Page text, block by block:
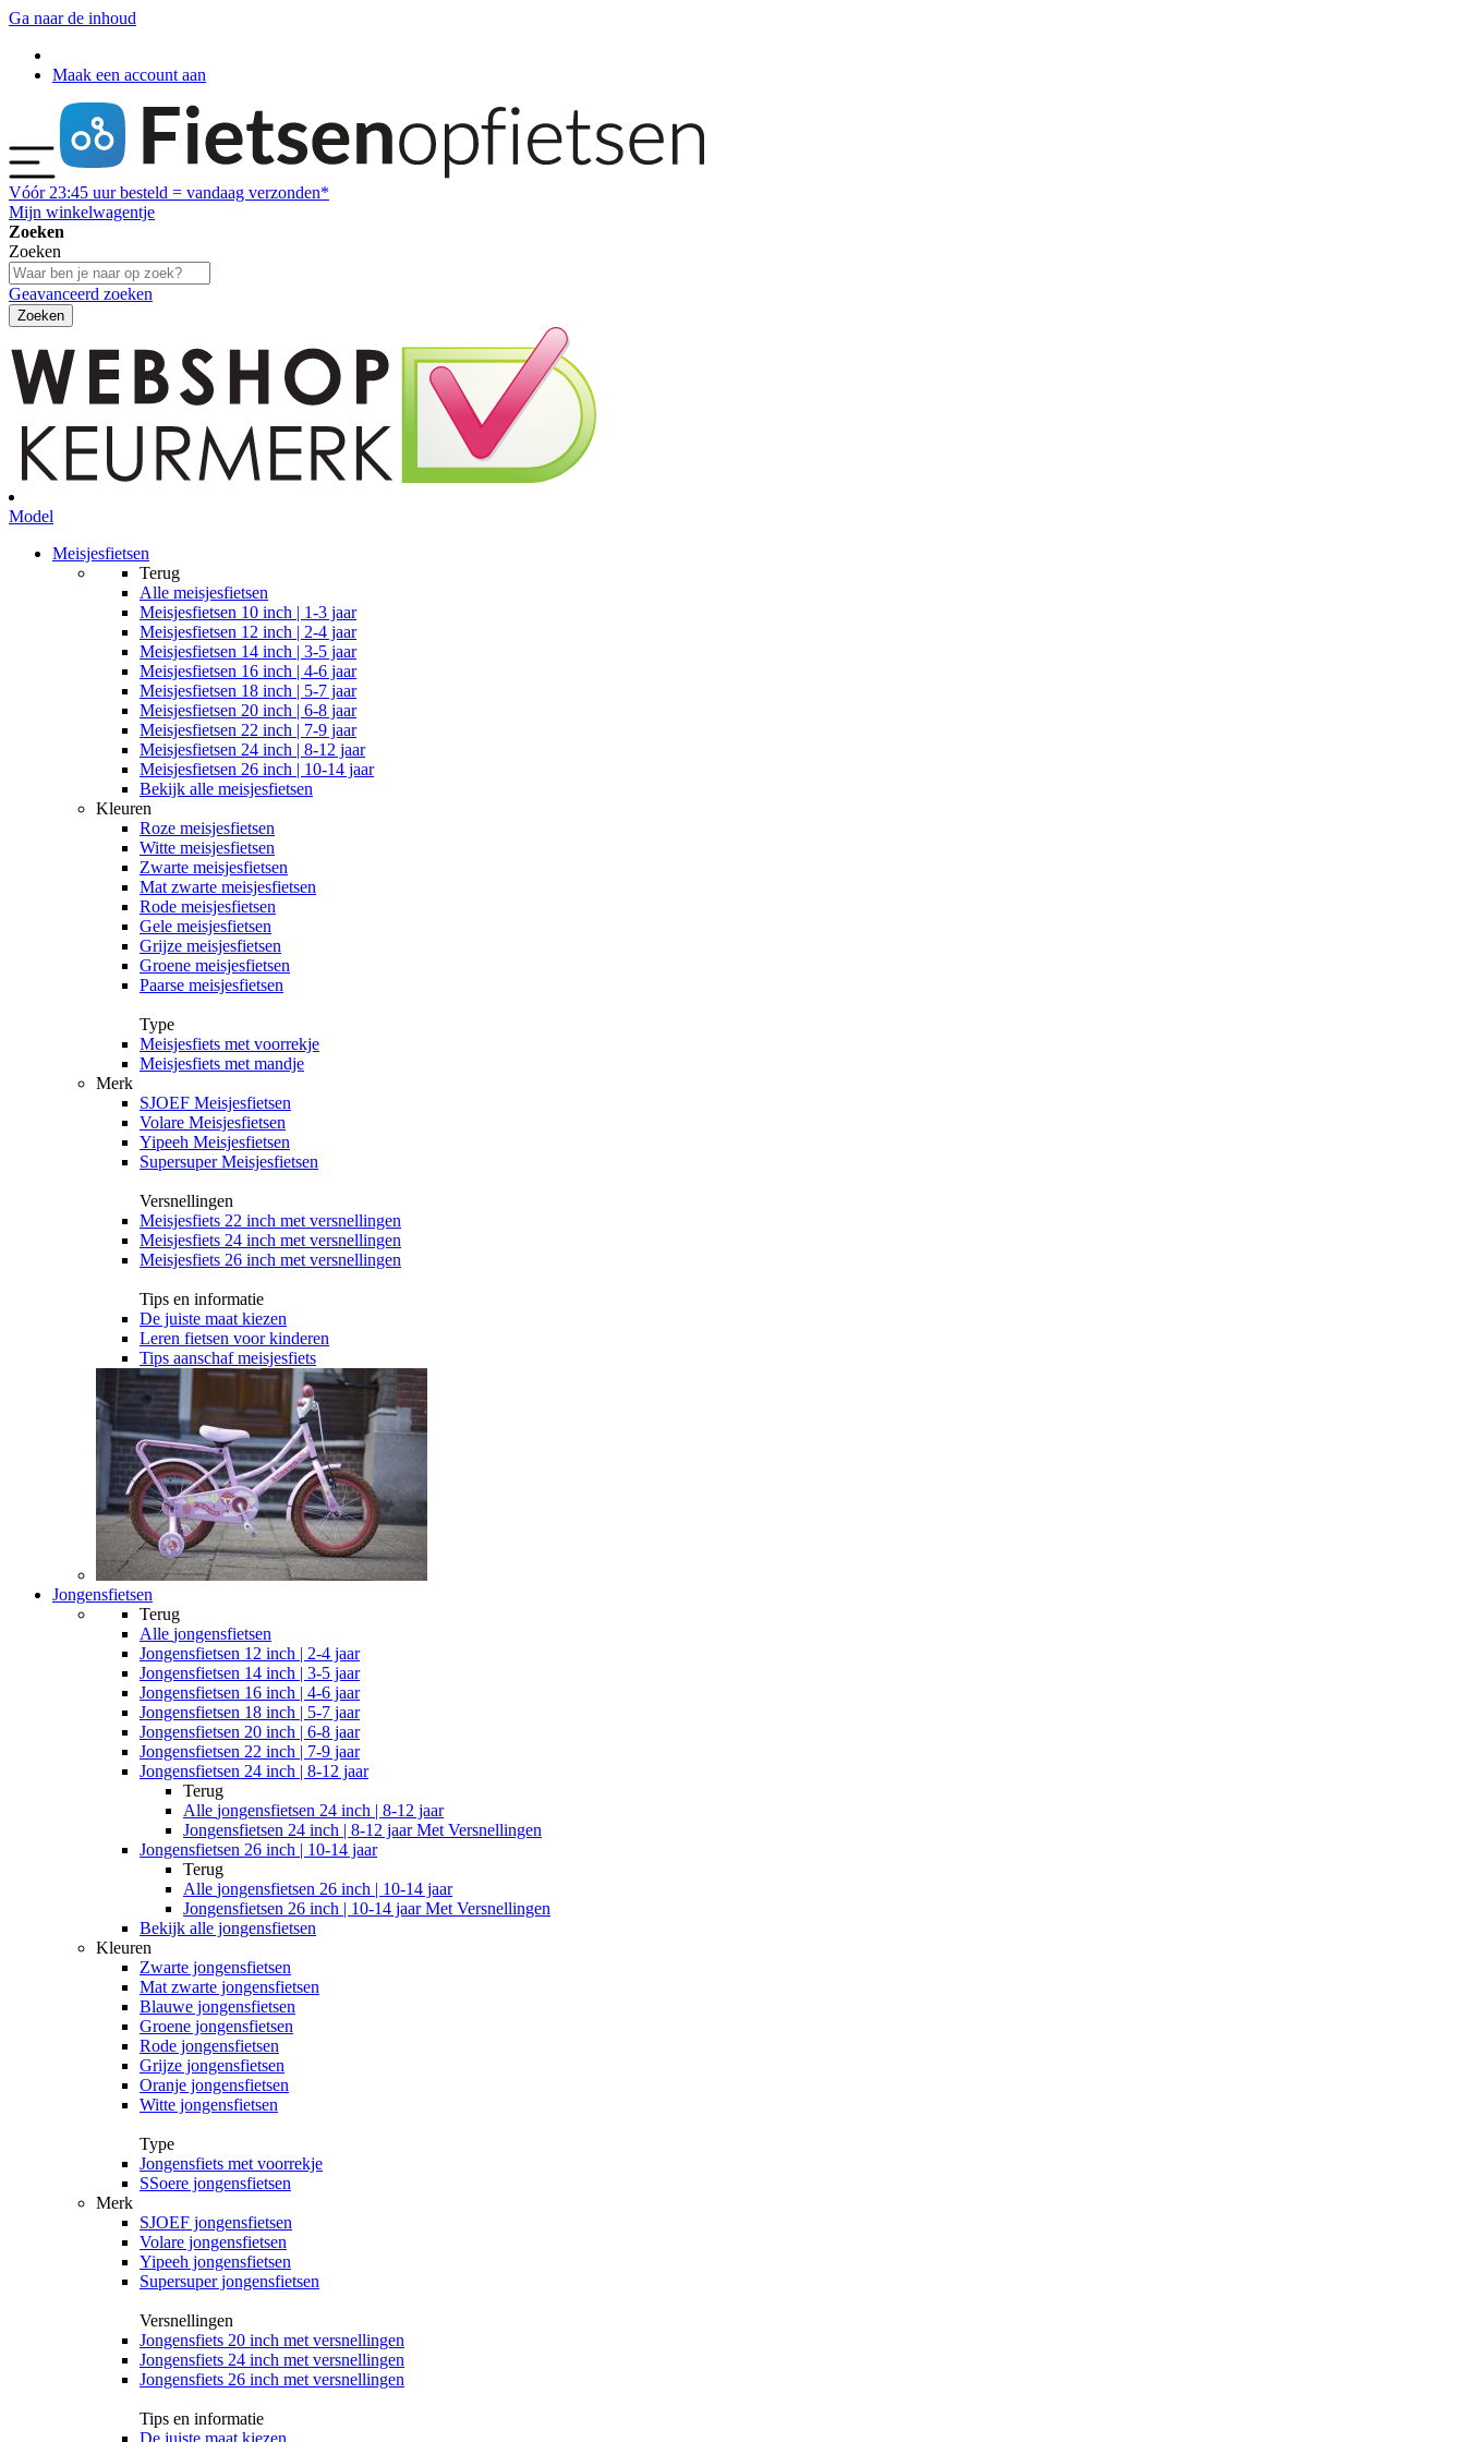
Ga naar de inhoud
Maak een account aan
Vóór 23:45 uur besteld = vandaag verzonden*
Mijn winkelwagentje
Zoeken
Zoeken
Geavanceerd zoeken
Zoeken
Model
Meisjesfietsen
Terug
Alle meisjesfietsen
Meisjesfietsen 10 inch | 1-3 jaar
Meisjesfietsen 12 inch | 2-4 jaar
Meisjesfietsen 14 inch | 3-5 jaar
Meisjesfietsen 16 inch | 4-6 jaar
Meisjesfietsen 18 inch | 5-7 jaar
Meisjesfietsen 20 inch | 6-8 jaar
Meisjesfietsen 22 inch | 7-9 jaar
Meisjesfietsen 24 inch | 8-12 jaar
Meisjesfietsen 26 inch | 10-14 jaar
Bekijk alle meisjesfietsen
Kleuren
Roze meisjesfietsen
Witte meisjesfietsen
Zwarte meisjesfietsen
Mat zwarte meisjesfietsen
Rode meisjesfietsen
Gele meisjesfietsen
Grijze meisjesfietsen
Groene meisjesfietsen
Paarse meisjesfietsen
Type
Meisjesfiets met voorrekje
Meisjesfiets met mandje
Merk
SJOEF Meisjesfietsen
Volare Meisjesfietsen
Yipeeh Meisjesfietsen
Supersuper Meisjesfietsen
Versnellingen
Meisjesfiets 22 inch met versnellingen
Meisjesfiets 24 inch met versnellingen
Meisjesfiets 26 inch met versnellingen
Tips en informatie
De juiste maat kiezen
Leren fietsen voor kinderen
Tips aanschaf meisjesfiets
Jongensfietsen
Terug
Alle jongensfietsen
Jongensfietsen 12 inch | 2-4 jaar
Jongensfietsen 14 inch | 3-5 jaar
Jongensfietsen 16 inch | 4-6 jaar
Jongensfietsen 18 inch | 5-7 jaar
Jongensfietsen 20 inch | 6-8 jaar
Jongensfietsen 22 inch | 7-9 jaar
Jongensfietsen 24 inch | 8-12 jaar
Terug
Alle jongensfietsen 24 inch | 8-12 jaar
Jongensfietsen 24 inch | 8-12 jaar Met Versnellingen
Jongensfietsen 26 inch | 10-14 jaar
Terug
Alle jongensfietsen 26 inch | 10-14 jaar
Jongensfietsen 26 inch | 10-14 jaar Met Versnellingen
Bekijk alle jongensfietsen
Kleuren
Zwarte jongensfietsen
Mat zwarte jongensfietsen
Blauwe jongensfietsen
Groene jongensfietsen
Rode jongensfietsen
Grijze jongensfietsen
Oranje jongensfietsen
Witte jongensfietsen
Type
Jongensfiets met voorrekje
SSoere jongensfietsen
Merk
SJOEF jongensfietsen
Volare jongensfietsen
Yipeeh jongensfietsen
Supersuper jongensfietsen
Versnellingen
Jongensfiets 20 inch met versnellingen
Jongensfiets 24 inch met versnellingen
Jongensfiets 26 inch met versnellingen
Tips en informatie
De juiste maat kiezen